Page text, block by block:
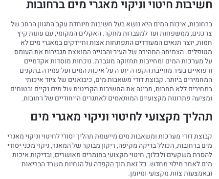
חשיבות חיטוי וניקוי מאגרי מים ברחובות
ברחובות, איכות המים היא נושא בעל חשיבות מיוחדת עקב המגוון הרחב של
צרכנים, ממשפחות ועד למעבדות מחקר. האקלים המקומי, עם עונות קיץ
חמות, יוצר תנאים המעודדים התפתחות אצות וחיידקים במאגרי מים לא
מטופלים. הצמיחה המהירה של העיר והבנייה המואצת מגבירות את העומס
על מערכות המים ומחייבות תחזוקה מוגברת. נוכחות מוסדות אקדמיים
ורפואיים בעיר מחייבת הקפדה יתרה על איכות המים ועל עמידה בתקנים
המחמירים ביותר. קבוצת דודי משאבות מים, כיבואנים של ציוד איכותי
במחירים ללא תחרות, מבינה את החשיבות הקריטית של מים נקיים ובטוחים
ומציעה פתרונות מקצועיים המותאמים לאתגרים הייחודיים של רחובות.
תהליך מקצועי לחיטוי וניקוי מאגרי מים
קבוצת דודי מערכות ומשאבות מים מיישמת תהליך יסודי לחיטוי וניקוי מאגרי
מים ברחובות, הכולל בדיקה מקיפה, ריקון מבוקר של המאגר, ניקוי מכני יסודי
להסרת משקעים ולכלוך, חיטוי מקצועי בחומרים מאושרים, ובדיקות איכות
מים לאחר מילוי מחדש. כל זאת תוך הקפדה על הנחיות משרד הבריאות
ובאמצעות צוות מקצועי ומיומן.